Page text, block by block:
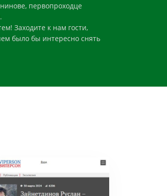
первопроходце
Заходите к нам гости,
было бы интересно снять